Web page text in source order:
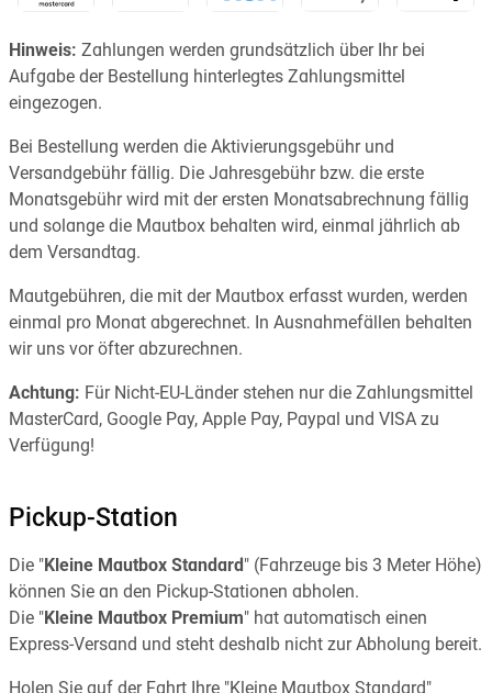
Hinweis: Zahlungen werden grundsätzlich über Ihr bei
Aufgabe der Bestellung hinterlegtes Zahlungsmittel
eingezogen.
Bei Bestellung werden die Aktivierungsgebühr und
Versandgebühr fällig. Die Jahresgebühr bzw. die erste
Monatsgebühr wird mit der ersten Monatsabrechnung fällig
und solange die Mautbox behalten wird, einmal jährlich ab
dem Versandtag.
Mautgebühren, die mit der Mautbox erfasst wurden, werden
einmal pro Monat abgerechnet. In Ausnahmefällen behalten
wir uns vor öfter abzurechnen.
Achtung: Für Nicht-EU-Länder stehen nur die Zahlungsmittel
MasterCard, Google Pay, Apple Pay, Paypal und VISA zu
Verfügung!
Pickup-Station
Die "Kleine Mautbox Standard " (Fahrzeuge bis 3 Meter Höhe)
können Sie an den Pickup-Stationen abholen.
Die "Kleine Mautbox Premium" hat automatisch einen
Express-Versand und steht deshalb nicht zur Abholung bereit.